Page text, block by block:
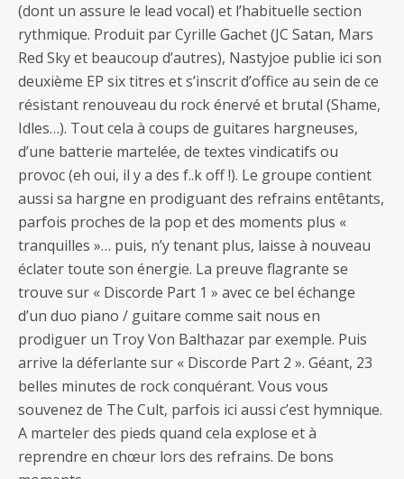
(dont un assure le lead vocal) et l’habituelle section
rythmique. Produit par Cyrille Gachet (JC Satan, Mars
Red Sky et beaucoup d’autres), Nastyjoe publie ici son
deuxième EP six titres et s’inscrit d’office au sein de ce
résistant renouveau du rock énervé et brutal (Shame,
Idles…). Tout cela à coups de guitares hargneuses,
d’une batterie martelée, de textes vindicatifs ou
provoc (eh oui, il y a des f..k off !). Le groupe contient
aussi sa hargne en prodiguant des refrains entêtants,
parfois proches de la pop et des moments plus «
tranquilles »… puis, n’y tenant plus, laisse à nouveau
éclater toute son énergie. La preuve flagrante se
trouve sur « Discorde Part 1 » avec ce bel échange
d’un duo piano / guitare comme sait nous en
prodiguer un Troy Von Balthazar par exemple. Puis
arrive la déferlante sur « Discorde Part 2 ». Géant, 23
belles minutes de rock conquérant. Vous vous
souvenez de The Cult, parfois ici aussi c’est hymnique.
A marteler des pieds quand cela explose et à
reprendre en chœur lors des refrains. De bons